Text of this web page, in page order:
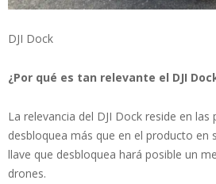
DJI Dock
¿Por qué es tan relevante el DJI
La relevancia del DJI Dock reside en las
desbloquea más que en el producto en
llave que desbloquea hará posible un
drones.